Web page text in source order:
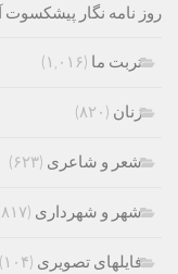
روز نامه نگار
تربت ما (۱,۰۱۶)
زنان (۸۲۰)
شعر و شاعری (۶۲۳)
شهر و شهرداری (۸۱۷)
فایلهای تصویری (۱۰۴)